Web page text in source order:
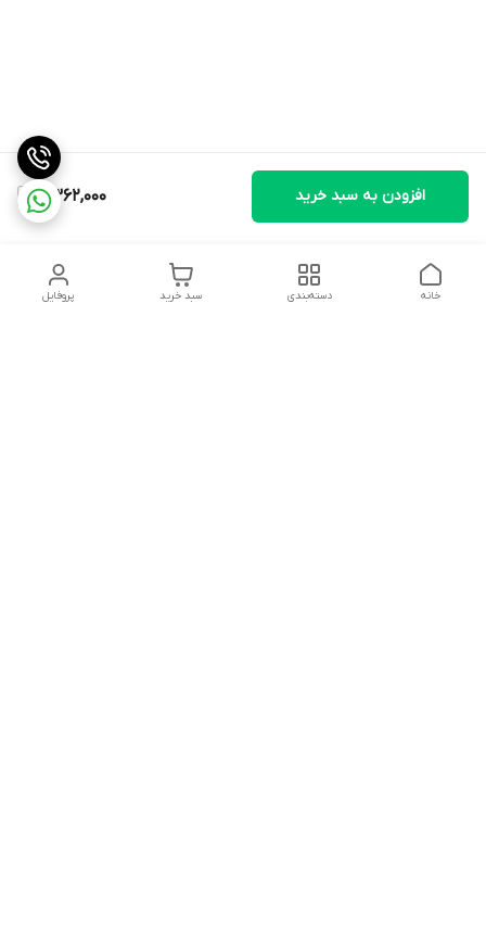
2,362,000 افزودن به سبد خرید
پروفایل سبد خرید دسته‌بندی خانه